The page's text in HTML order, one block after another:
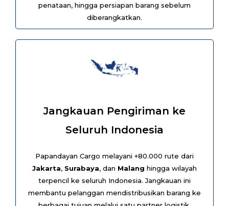
penataan, hingga persiapan barang sebelum
diberangkatkan.
Jangkauan Pengiriman ke
Seluruh Indonesia
Papandayan Cargo melayani +80.000 rute dari
Jakarta, Surabaya, dan Malang hingga wilayah
terpencil ke seluruh Indonesia. Jangkauan ini
membantu pelanggan mendistribusikan barang ke